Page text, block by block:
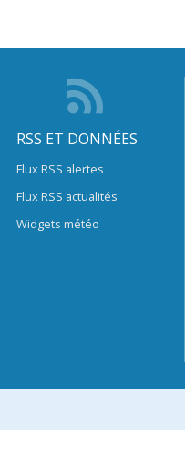
RSS ET DONNÉES
Flux RSS alertes
Flux RSS actualités
Widgets météo